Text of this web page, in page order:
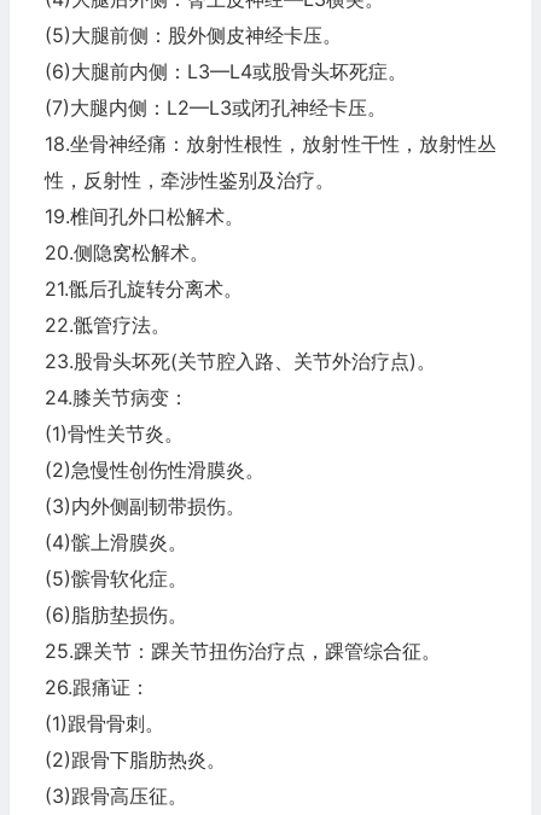
(5)大腿前侧：股外侧皮神经卡压。
(6)大腿前内侧：L3—L4或股骨头坏死症。
(7)大腿内侧：L2—L3或闭孔神经卡压。
18.坐骨神经痛：放射性根性，放射性干性，放射性丛
性，反射性，牵涉性鉴别及治疗。
19.椎间孔外口松解术。
20.侧隐窝松解术。
21.骶后孔旋转分离术。
22.骶管疗法。
23.股骨头坏死(关节腔入路、关节外治疗点)。
24.膝关节病变：
(1)骨性关节炎。
(2)急慢性创伤性滑膜炎。
(3)内外侧副韧带损伤。
(4)髌上滑膜炎。
(5)髌骨软化症。
(6)脂肪垫损伤。
25.踝关节：踝关节扭伤治疗点，踝管综合征。
26.跟痛证：
(1)跟骨骨刺。
(2)跟骨下脂肪热炎。
(3)跟骨高压征。